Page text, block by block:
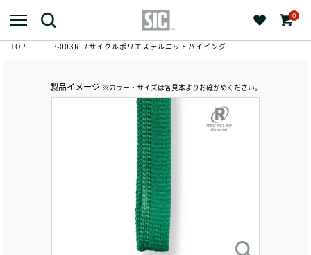
0
TOP P-003R リサイクルポリエステルニットパイピング
製品イメージ ※カラー・サイズは各見本よりお確かめください。